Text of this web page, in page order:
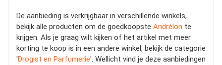
De aanbieding is verkrijgbaar in verschillende winkels,
bekijk alle producten om de goedkoopste Andrélon te
krijgen. Als je graag wilt kijken of het artikel met meer
korting te koop is in een andere winkel, bekijk de categorie
'Drogist en Parfumerie'. Wellicht vind je deze aanbiedingen